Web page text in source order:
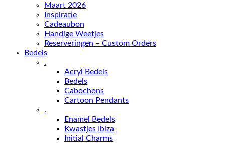
Maart 2026
Inspiratie
Cadeaubon
Handige Weetjes
Reserveringen – Custom Orders
Bedels
.
Acryl Bedels
Bedels
Cabochons
Cartoon Pendants
.
Enamel Bedels
Kwastjes Ibiza
Initial Charms